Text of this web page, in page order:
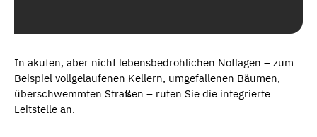
In akuten, aber nicht lebensbedrohlichen Notlagen – zum
Beispiel vollgelaufenen Kellern, umgefallenen Bäumen,
überschwemmten Straßen – rufen Sie die integrierte
Leitstelle an.